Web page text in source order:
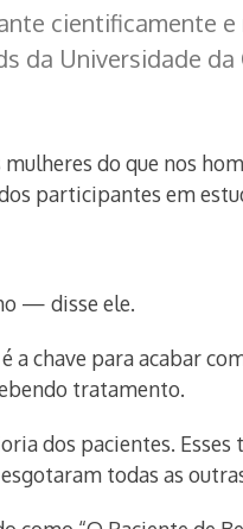
cientificamente
da Universidade
do que nos
participantes em
— disse ele.
chave para acabar
tratamento.
dos pacientes.
todas as